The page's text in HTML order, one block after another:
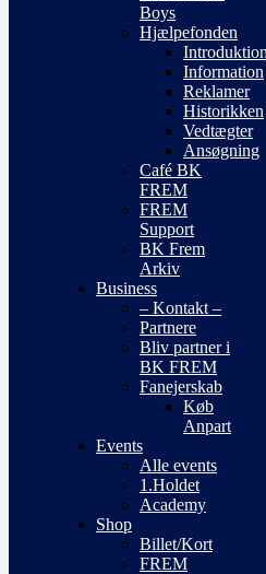
Boys
Hjælpefonden
Introduktion
Information
Reklamer
Historikken
Vedtægter
Ansøgning
Café BK
FREM
FREM
Support
BK Frem
Arkiv
Business
– Kontakt –
Partnere
Bliv partner i
BK FREM
Fanejerskab
Køb
Anpart
Events
Alle events
1.Holdet
Academy
Shop
Billet/Kort
FREM